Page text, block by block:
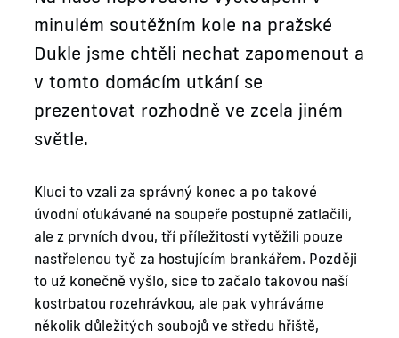
minulém soutěžním kole na pražské
Dukle jsme chtěli nechat zapomenout a
v tomto domácím utkání se
prezentovat rozhodně ve zcela jiném
světle.
Kluci to vzali za správný konec a po takové
úvodní oťukávané na soupeře postupně zatlačili,
ale z prvních dvou, tří příležitostí vytěžili pouze
nastřelenou tyč za hostujícím brankářem. Později
to už konečně vyšlo, sice to začalo takovou naší
kostrbatou rozehrávkou, ale pak vyhráváme
několik důležitých soubojů ve středu hřiště,